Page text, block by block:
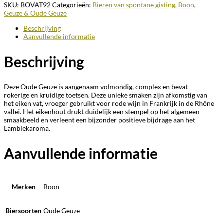
SKU: BOVAT92Categorieën: Bieren van spontane gisting, Boon,
Geuze & Oude Geuze
Beschrijving
Aanvullende informatie
Beschrijving
Deze Oude Geuze is aangenaam volmondig, complex en bevat
rokerige en kruidige toetsen. Deze unieke smaken zijn afkomstig van
het eiken vat, vroeger gebruikt voor rode wijn in Frankrijk in de Rhône
vallei. Het eikenhout drukt duidelijk een stempel op het algemeen
smaakbeeld en verleent een bijzonder positieve bijdrage aan het
Lambiekaroma.
Aanvullende informatie
Merken Boon
Biersoorten Oude Geuze